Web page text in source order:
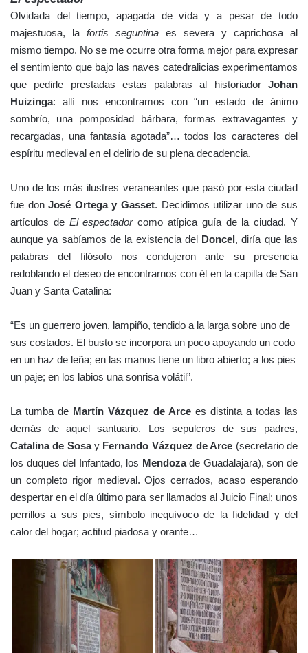
Olvidada del tiempo, apagada de vida y a pesar de todo
majestuosa, la fortis seguntina es severa y caprichosa al
mismo tiempo. No se me ocurre otra forma mejor para expresar
el sentimiento que bajo las naves catedralicias experimentamos
que pedirle prestadas estas palabras al historiador Johan
Huizinga: allí nos encontramos con “un estado de ánimo
sombrío, una pomposidad bárbara, formas extravagantes y
recargadas, una fantasía agotada”… todos los caracteres del
espíritu medieval en el delirio de su plena decadencia.
Uno de los más ilustres veraneantes que pasó por esta ciudad
fue donJosé Ortega y Gasset. Decidimos utilizar uno de sus
artículos de El espectadorcomo atípica guía de la ciudad. Y
aunque ya sabíamos de la existencia del Doncel, diría que las
palabras del filósofo nos condujeron ante su presencia
redoblando el deseo de encontrarnos con él en la capilla de San
Juan y Santa Catalina:
“Es un guerrero joven, lampiño, tendido a la larga sobre uno de
sus costados. El busto se incorpora un poco apoyando un codo
en un haz de leña; en las manos tiene un libro abierto; a los pies
un paje; en los labios una sonrisa volátil”.
La tumba de Martín Vázquez de Arce es distinta a todas las
demás de aquel santuario. Los sepulcros de sus padres,
Catalina de Sosay Fernando Vázquez de Arce (secretario de
los duques del Infantado, los Mendozade Guadalajara), son de
un completo rigor medieval. Ojos cerrados, acaso esperando
despertar en el día último para ser llamados al Juicio Final; unos
perrillos a sus pies, símbolo inequívoco de la fidelidad y del
calor del hogar; actitud piadosa y orante…